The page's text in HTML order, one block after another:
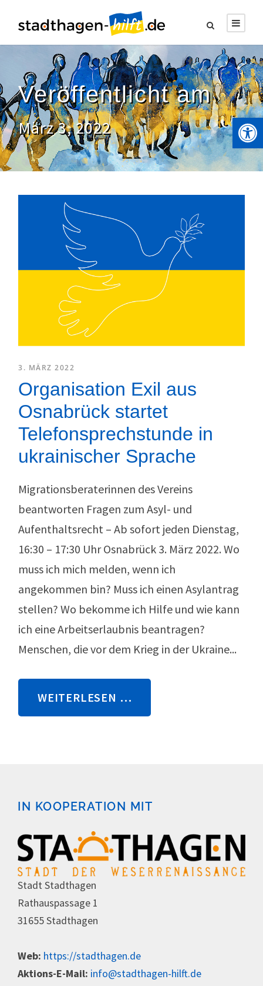
Werkzeugleiste öffnen
Veröffentlicht am
März 3, 2022
3. MÄRZ 2022
Organisation Exil aus
Osnabrück startet
Telefonsprechstunde in
ukrainischer Sprache
Migrationsberaterinnen des Vereins
beantworten Fragen zum Asyl- und
Aufenthaltsrecht – Ab sofort jeden Dienstag,
16:30 – 17:30 Uhr Osnabrück 3. März 2022. Wo
muss ich mich melden, wenn ich
angekommen bin? Muss ich einen Asylantrag
stellen? Wo bekomme ich Hilfe und wie kann
ich eine Arbeitserlaubnis beantragen?
Menschen, die vor dem Krieg in der Ukraine...
WEITERLESEN …
IN KOOPERATION MIT
Stadt Stadthagen
Rathauspassage 1
31655 Stadthagen
Web: https://stadthagen.de
Aktions-E-Mail: info@stadthagen-hilft.de